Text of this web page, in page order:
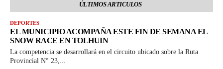
ÚLTIMOS ARTICULOS
DEPORTES
EL MUNICIPIO ACOMPAÑA ESTE FIN DE SEMANA EL
SNOW RACE EN TOLHUIN
La competencia se desarrollará en el circuito ubicado sobre la Ruta
Provincial N° 23,...